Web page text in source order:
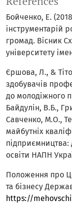
Бойченко, Е.
інструментарій
громад. Вісник
університету
Єршова, Л., &
здобувачів
до молодіжного
Байдулін, В.Б.,
Савченко, М.О.,
майбутніх
підприємництва:
освіти НАПН
Положення про
та бізнесу
https://